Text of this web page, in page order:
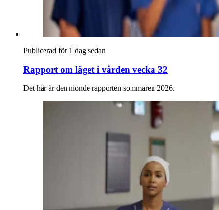
Publicerad för 1 dag sedan
Rapport om läget i vården vecka 32
Det här är den nionde rapporten sommaren 2026.